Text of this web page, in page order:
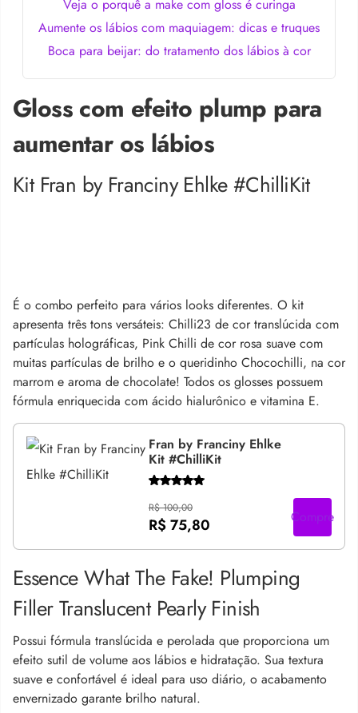
Veja o porquê a make com gloss é curinga
Aumente os lábios com maquiagem: dicas e truques
Boca para beijar: do tratamento dos lábios à cor
Gloss com efeito plump para
aumentar os lábios
Kit Fran by Franciny Ehlke #ChilliKit
É o combo perfeito para vários looks diferentes. O kit
apresenta três tons versáteis: Chilli23 de cor translúcida com
partículas holográficas, Pink Chilli de cor rosa suave com
muitas partículas de brilho e o queridinho Chocochilli, na cor
marrom e aroma de chocolate! Todos os glosses possuem
fórmula enriquecida com ácido hialurônico e vitamina E.
Fran by Franciny Ehlke
Kit #ChilliKit
R$ 100,00
R$ 75,80 Compre
Essence What The Fake! Plumping
Filler Translucent Pearly Finish
Possui fórmula translúcida e perolada que proporciona um
efeito sutil de volume aos lábios e hidratação. Sua textura
suave e confortável é ideal para uso diário, o acabamento
envernizado garante brilho natural.